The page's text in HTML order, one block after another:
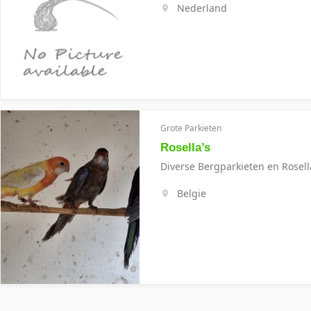
Nederland
Grote Parkieten
Rosella’s
Diverse Bergparkieten en
Belgie